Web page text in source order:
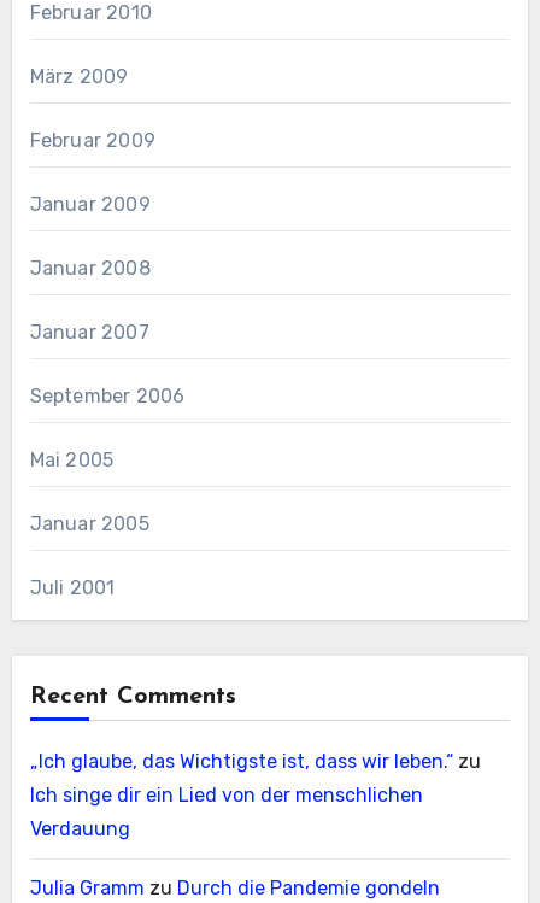
Februar 2010
März 2009
Februar 2009
Januar 2009
Januar 2008
Januar 2007
September 2006
Mai 2005
Januar 2005
Juli 2001
Recent Comments
„Ich glaube, das Wichtigste ist, dass wir leben.“zu
Ich singe dir ein Lied von der menschlichen
Verdauung
Julia Gramm zu Durch die Pandemie gondeln